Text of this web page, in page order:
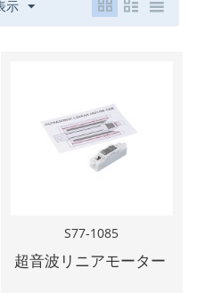
示
S77-1085
超音波リニアモーター